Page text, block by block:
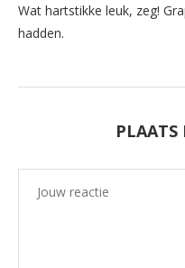
Wat hartstikke leuk, zeg!
hadden.
PLAATS